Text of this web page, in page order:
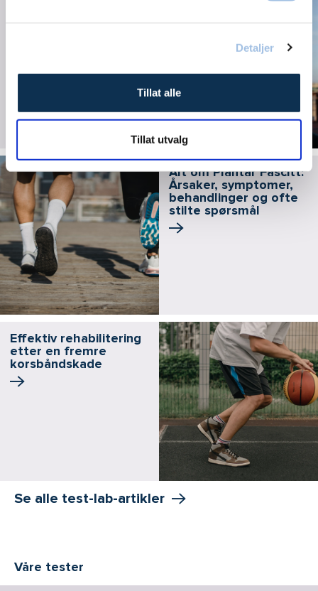
Detaljer
Tillat alle
Tillat utvalg
Alt om Plantar Fascitt:
Årsaker, symptomer,
behandlinger og ofte
stilte spørsmål
Effektiv rehabilitering
etter en fremre
korsbånd­skade
Se alle test-lab-artikler
Våre tester